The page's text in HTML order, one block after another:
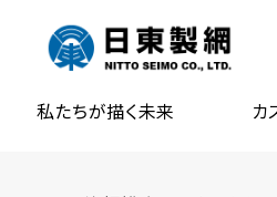
私たちが描く未来 カ